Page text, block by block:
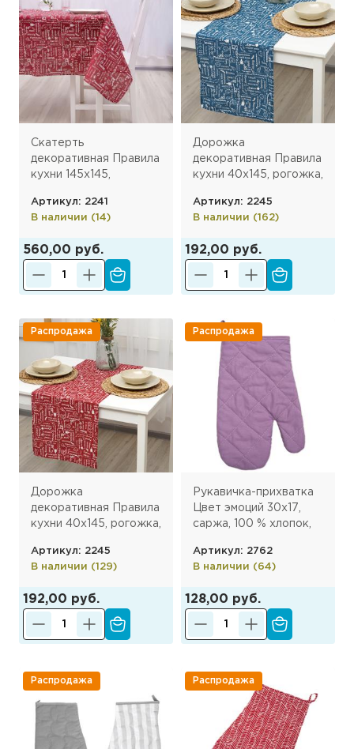
Скатерть
декоративная Правила
кухни 145х145,
хлопок, Вишня ПК
Артикул: 2241
В наличии (14)
560,00 руб.
Дорожка
декоративная Правила
кухни 40х145, рогожка,
(ПК)
Артикул: 2245
В наличии (162)
192,00 руб.
Распродажа
Дорожка
декоративная Правила
кухни 40х145, рогожка,
(ПК)
Артикул: 2245
В наличии (129)
192,00 руб.
Распродажа
Рукавичка-прихватка
Цвет эмоций 30х17,
саржа, 100 % хлопок,
Артикул: 2762
В наличии (64)
128,00 руб.
Распродажа Распродажа